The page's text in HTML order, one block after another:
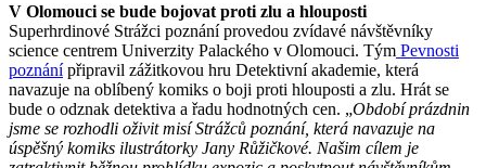
V Olomouci se bude bojovat proti zlu a hlouposti
Superhrdinové Strážci poznání provedou zvídavé návštěvníky
science centrem Univerzity Palackého v Olomouci. Tým Pevnosti
poznánípřipravil zážitkovou hru Detektivní akademie, která
navazuje na oblíbený komiks o boji proti hlouposti a zlu. Hrát se
bude o odznak detektiva a řadu hodnotných cen. „Období prázdnin
jsme se rozhodli oživit misí Strážců poznání, která navazuje na
úspěšný komiks ilustrátorky Jany Růžičkové. Našim cílem je